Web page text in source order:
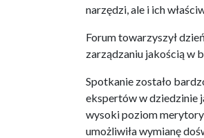
narzędzi, ale i ich
Forum towarzyszył
zarządzaniu jakością w
Spotkanie zostało
ekspertów w dziedzinie
wysoki poziom
umożliwiła wymianę